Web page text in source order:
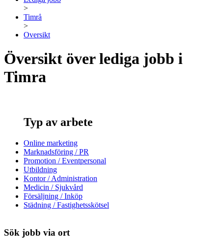
>
Timrå
>
Oversikt
Översikt över lediga jobb i
Timra
Typ av arbete
Online marketing
Marknadsföring / PR
Promotion / Eventpersonal
Utbildning
Kontor / Administration
Medicin / Sjukvård
Försäljning / Inköp
Städning / Fastighetsskötsel
Sök jobb via ort